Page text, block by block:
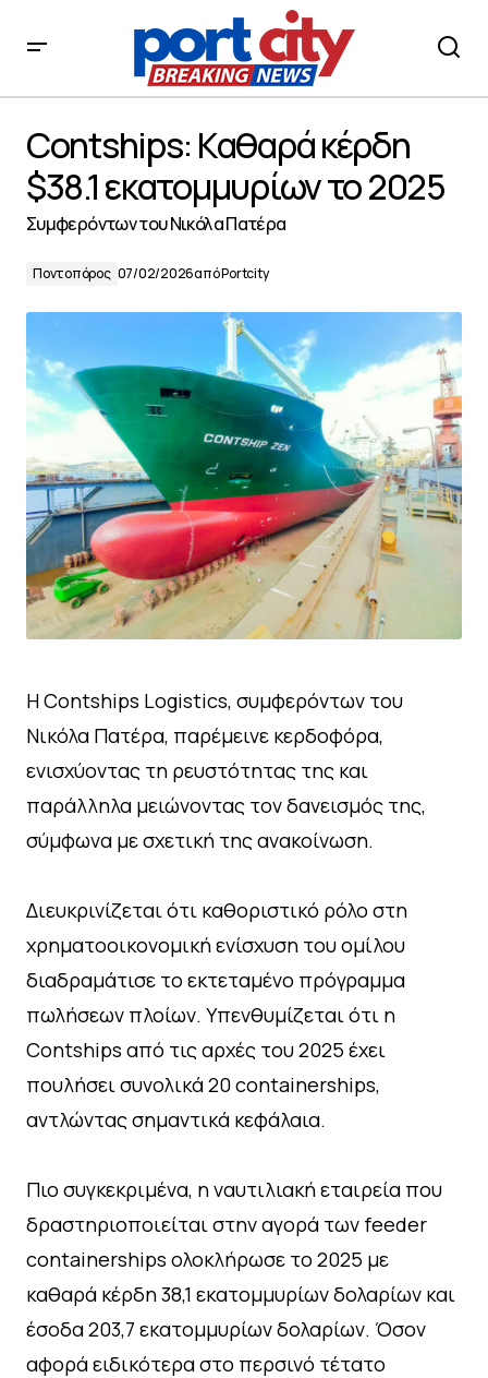
Contships: Καθαρά κέρδη
$38.1 εκατομμυρίων το 2025
Συμφερόντων του Νικόλα Πατέρα
Ποντοπόρος 07/02/2026απόPortcity
H Contships Logistics, συμφερόντων του
Νικόλα Πατέρα, παρέμεινε κερδοφόρα,
ενισχύοντας τη ρευστότητας της και
παράλληλα μειώνοντας τον δανεισμός της,
σύμφωνα με σχετική της ανακοίνωση.
Διευκρινίζεται ότι καθοριστικό ρόλο στη
χρηματοοικονομική ενίσχυση του ομίλου
διαδραμάτισε το εκτεταμένο πρόγραμμα
πωλήσεων πλοίων. Υπενθυμίζεται ότι η
Contships από τις αρχές του 2025 έχει
πουλήσει συνολικά 20 containerships,
αντλώντας σημαντικά κεφάλαια.
Πιο συγκεκριμένα, η ναυτιλιακή εταιρεία που
δραστηριοποιείται στην αγορά των feeder
containerships ολοκλήρωσε το 2025 με
καθαρά κέρδη 38,1 εκατομμυρίων δολαρίων και
έσοδα 203,7 εκατομμυρίων δολαρίων. Όσον
αφορά ειδικότερα στο περσινό τέτατο